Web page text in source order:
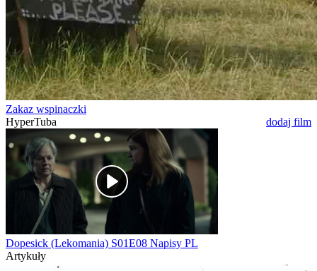
Zakaz wspinaczki
HyperTuba
dodaj film
Dopesick (Lekomania) S01E08 Napisy PL
Artykuły